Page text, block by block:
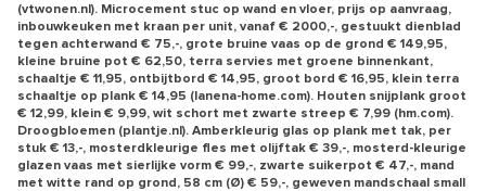
(vtwonen.nl). Microcement stuc op wand en vloer, prijs op aanvraag,
inbouwkeuken met kraan per unit, vanaf € 2000,-, gestuukt dienblad
tegen achterwand € 75,-, grote bruine vaas op de grond € 149,95,
kleine bruine pot € 62,50, terra servies met groene binnenkant,
schaaltje € 11,95, ontbijtbord € 14,95, groot bord € 16,95, klein terra
schaaltje op plank € 14,95 (lanena-home.com). Houten snijplank groot
€ 12,99, klein € 9,99, wit schort met zwarte streep € 7,99 (hm.com).
Droogbloemen (plantje.nl). Amberkleurig glas op plank met tak, per
stuk € 13,-, mosterdkleurige fles met olijftak € 39,-, mosterd-kleurige
glazen vaas met sierlijke vorm € 99,-, zwarte suikerpot € 47,-, mand
met witte rand op grond, 58 cm (Ø) € 59,-, geweven mandschaal small